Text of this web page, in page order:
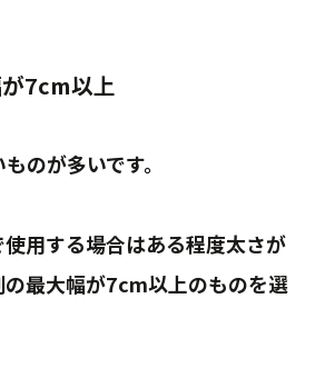
7cm以上
のが多いです。
用する場合はある程度太さが
最大幅が7cm以上のものを選